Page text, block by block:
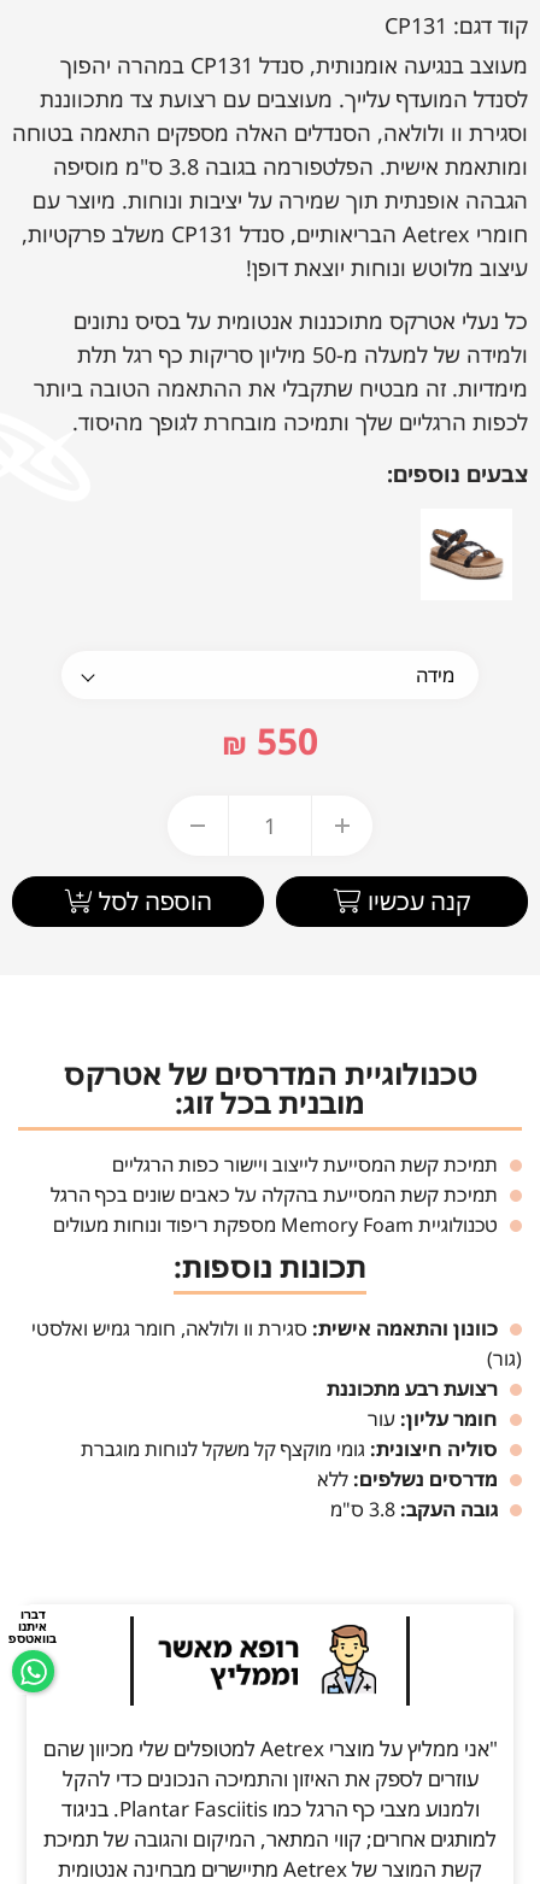
דברו
איתנו
בוואטספ
קוד דגם: CP131
מעוצב בנגיעה אומנותית, סנדל CP131 במהרה יהפוך
לסנדל המועדף עלייך. מעוצבים עם רצועת צד מתכווננת
וסגירת וו ולולאה, הסנדלים האלה מספקים התאמה בטוחה
ומותאמת אישית. הפלטפורמה בגובה 3.8 ס"מ מוסיפה
הגבהה אופנתית תוך שמירה על יציבות ונוחות. מיוצר עם
חומרי Aetrex הבריאותיים, סנדל CP131 משלב פרקטיות,
עיצוב מלוטש ונוחות יוצאת דופן!
כל נעלי אטרקס מתוכננות אנטומית על בסיס נתונים
ולמידה של למעלה מ-50 מיליון סריקות כף רגל תלת
מימדיות. זה מבטיח שתקבלי את ההתאמה הטובה ביותר
לכפות הרגליים שלך ותמיכה מובחרת לגופך מהיסוד.
צבעים נוספים:
550
₪
קנה עכשיו הוספה לסל
טכנולוגיית המדרסים של אטרקס
מובנית בכל זוג:
תמיכת קשת המסייעת לייצוב ויישור כפות הרגליים
תמיכת קשת המסייעת בהקלה על כאבים שונים בכף הרגל
טכנולוגיית Memory Foam מספקת ריפוד ונוחות מעולים
תכונות נוספות:
כוונון והתאמה אישית: סגירת וו ולולאה, חומר גמיש ואלסטי
(גור)
רצועת רבע מתכוננת
חומר עליון: עור
סוליה חיצונית: גומי מוקצף קל משקל לנוחות מוגברת
מדרסים נשלפים: ללא
גובה העקב:
"אני ממליץ על מוצרי Aetrex למטופלים שלי מכיוון שהם
עוזרים לספק את האיזון והתמיכה הנכונים כדי להקל
ולמנוע מצבי כף הרגל כמו Plantar Fasciitis. בניגוד
למותגים אחרים; קווי המתאר, המיקום והגובה של תמיכת
קשת המוצר של Aetrex מתיישרים מבחינה אנטומית